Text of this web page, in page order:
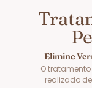
Elimine
O
realizado